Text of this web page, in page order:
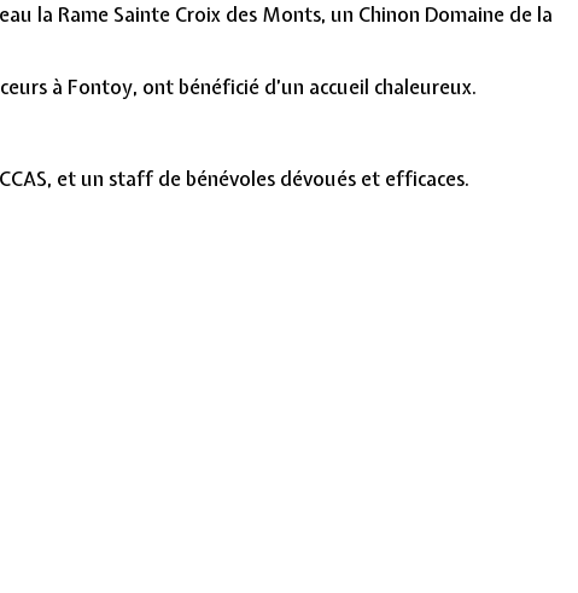
la Rame Sainte Croix des Monts, un Chinon Domaine de la
à Fontoy, ont bénéficié d’un accueil chaleureux.
du CCAS, et un staff de bénévoles dévoués et efficaces.